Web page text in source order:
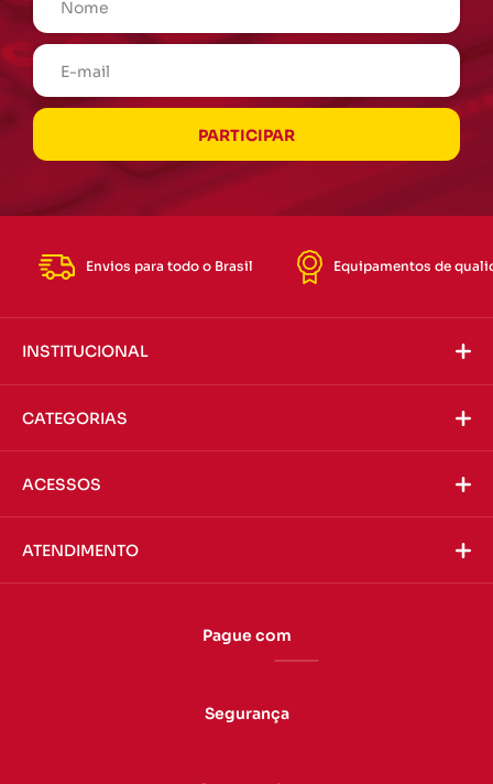
Envios para todo o Brasil Equipamentos de
INSTITUCIONAL
CATEGORIAS
ACESSOS
ATENDIMENTO
Pague com
Segurança